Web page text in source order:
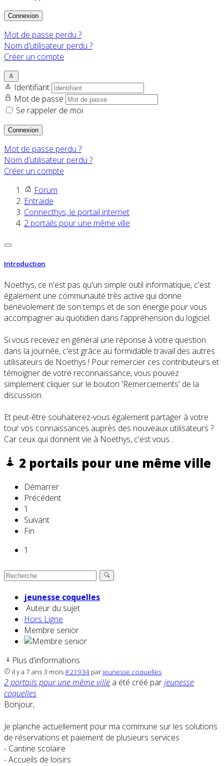
Connexion
Mot de passe perdu ?
Nom d'utilisateur perdu ?
Créer un compte
Identifiant
Mot de passe
Se rappeler de moi
Connexion
Mot de passe perdu ?
Nom d'utilisateur perdu ?
Créer un compte
Forum
Entraide
Connecthys, le portail internet
2 portails pour une même ville
Introduction
Noethys, ce n'est pas qu'un simple outil informatique, c'est
également une communauté très active qui donne
bénévolement de son temps et de son énergie pour vous
accompagner au quotidien dans l'appréhension du logiciel.
Si vous recevez en général une réponse à votre question
dans la journée, c'est grâce au formidable travail des autres
utilisateurs de Noethys ! Pour remercier ces contributeurs et
témoigner de votre reconnaissance, vous pouvez
simplement cliquer sur le bouton 'Remerciements' de la
discussion.
Et peut-être souhaiterez-vous également partager à votre
tour vos connaissances auprès des nouveaux utilisateurs ?
Car ceux qui donnent vie à Noethys, c'est vous...
2 portails pour une même ville
Démarrer
Précédent
1
Suivant
Fin
1
jeunesse coquelles
Auteur du sujet
Hors Ligne
Membre senior
Plus d'informations
il y a 7 ans 3 mois#21934 par jeunesse coquelles
2 portails pour une même ville a été créé parjeunesse
coquelles
Bonjour,
Je planche actuellement pour ma commune sur les solutions
de réservations et paiement de plusieurs services :
- Cantine scolaire
- Accueils de loisirs